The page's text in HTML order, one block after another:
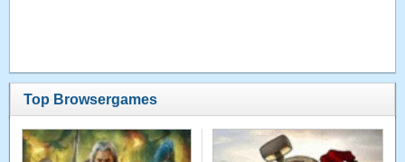
Top Browsergames